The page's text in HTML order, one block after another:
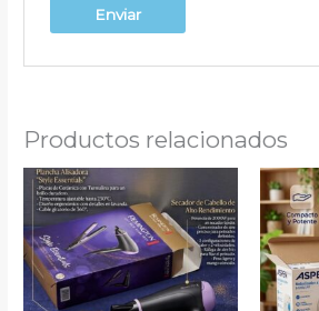
Productos relacionados